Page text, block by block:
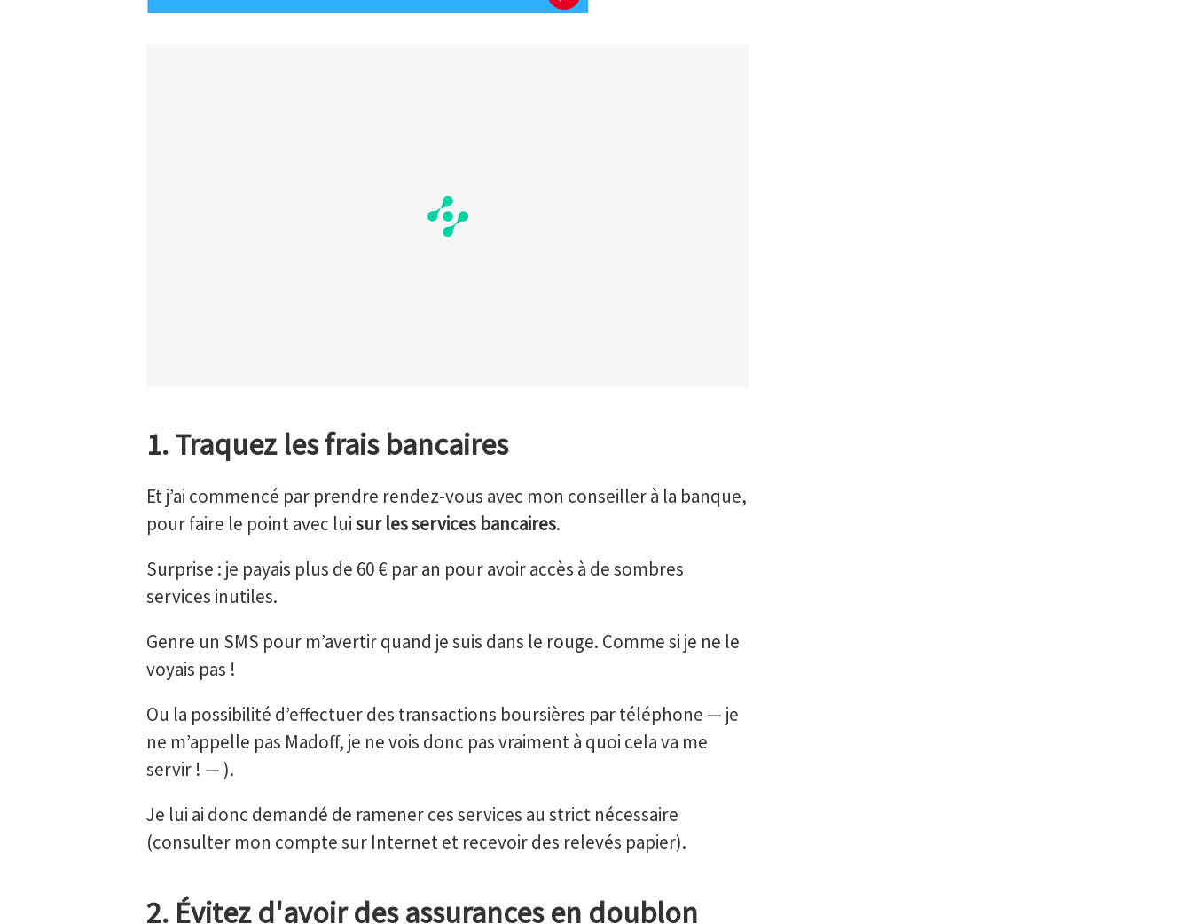
1. Traquez les frais bancaires
Et j’ai commencé par prendre rendez-vous avec mon conseiller à la banque,
pour faire le point avec luisur les services bancaires.
Surprise : je payais plus de 60 € par an pour avoir accès à de sombres
services inutiles.
Genre un SMS pour m’avertir quand je suis dans le rouge. Comme si je ne le
voyais pas !
Ou la possibilité d’effectuer des transactions boursières par téléphone — je
ne m’appelle pas Madoff, je ne vois donc pas vraiment à quoi cela va me
servir ! — ).
Je lui ai donc demandé de ramener ces services au strict nécessaire
(consulter mon compte sur Internet et recevoir des relevés papier).
2. Évitez d'avoir des assurances en doublon